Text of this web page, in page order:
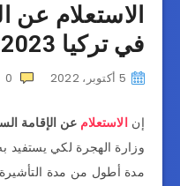
الاستعلام عن
في تركيا 2023
5 أكتوبر، 2022 0
إن الاستعلام عن الإقامة
وزارة الهجرة لكي
مدة أطول من مدة